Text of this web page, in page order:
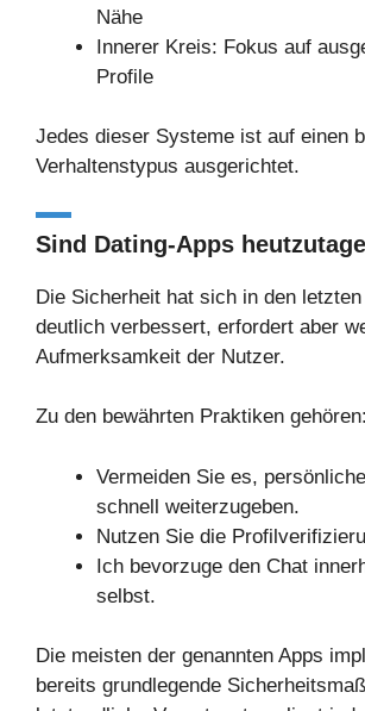
Nähe
Innerer Kreis: Fokus auf
Profile
Jedes dieser Systeme ist auf einen
Verhaltenstypus ausgerichtet.
Sind Dating-Apps
Die Sicherheit hat sich in den
deutlich verbessert, erfordert aber
Aufmerksamkeit der Nutzer.
Zu den bewährten Praktiken gehören:
Vermeiden Sie es,
schnell weiterzugeben.
Nutzen Sie die
Ich bevorzuge den Chat
selbst.
Die meisten der genannten Apps
bereits grundlegende